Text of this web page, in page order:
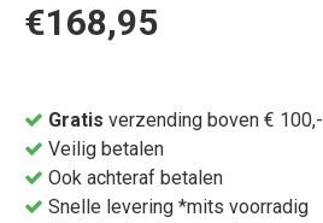
€168,95
Gratis verzending boven € 100,-
Veilig betalen
Ook achteraf betalen
Snelle levering *mits voorradig